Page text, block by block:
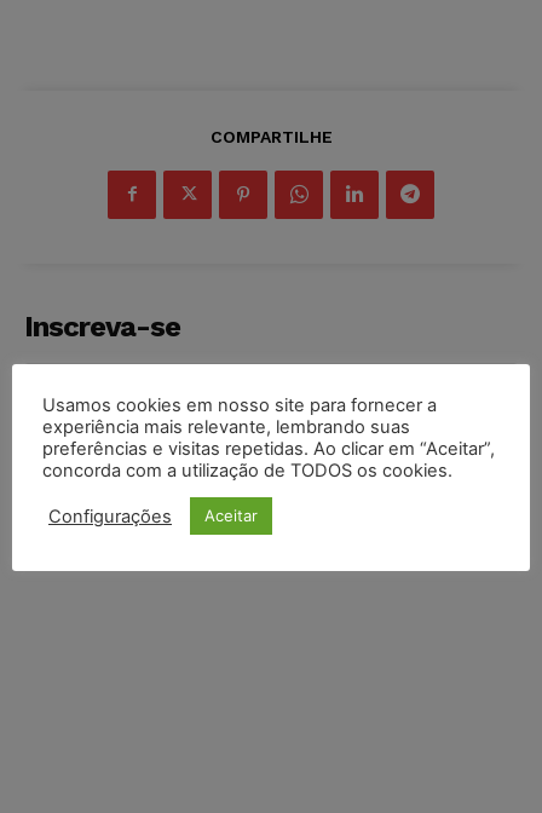
COMPARTILHE
Inscreva-se
INSCREVER
Li e aceito aPolítica de Privacidade
Usamos cookies em nosso site para fornecer a
experiência mais relevante, lembrando suas
preferências e visitas repetidas. Ao clicar em “Aceitar”,
concorda com a utilização de TODOS os cookies.
Configurações Aceitar